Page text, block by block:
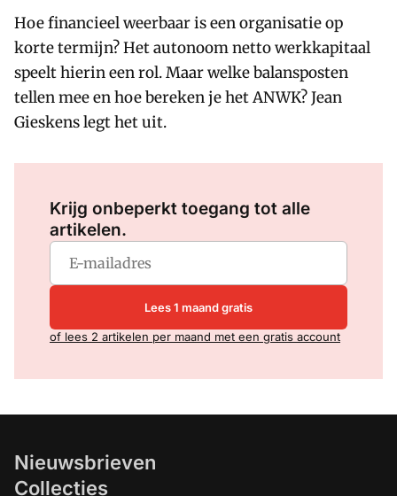
Hoe financieel weerbaar is een organisatie op
korte termijn? Het autonoom netto werkkapitaal
speelt hierin een rol. Maar welke balansposten
tellen mee en hoe bereken je het ANWK? Jean
Gieskens legt het uit.
Krijg onbeperkt toegang tot alle
artikelen.
Lees 1 maand gratis
of lees 2 artikelen per maand met een gratis account
Nieuwsbrieven
Collecties